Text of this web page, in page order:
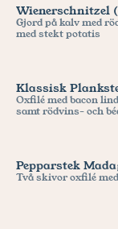
Wienerschnitzel
Gjord på kalv med
med stekt potatis
Klassisk
Oxfilé med bacon
samt rödvins- och
Pepparstek
Två skivor oxfilé